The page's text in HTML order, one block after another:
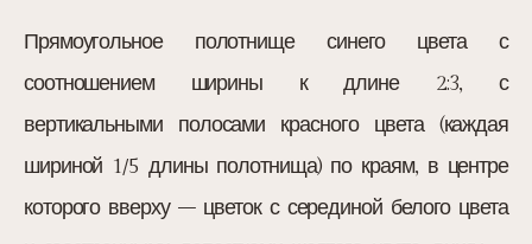
Прямоугольное полотнище синего цвета с
соотношением ширины к длине 2:3, с
вертикальными полосами красного цвета (каждая
шириной 1/5 длины полотнища) по краям, в центре
которого вверху – цветок с серединой белого цвета